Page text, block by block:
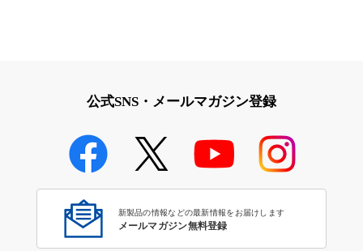
公式SNS・メールマガジン登録
新製品の情報などの最新情報をお届けします
メールマガジン無料登録